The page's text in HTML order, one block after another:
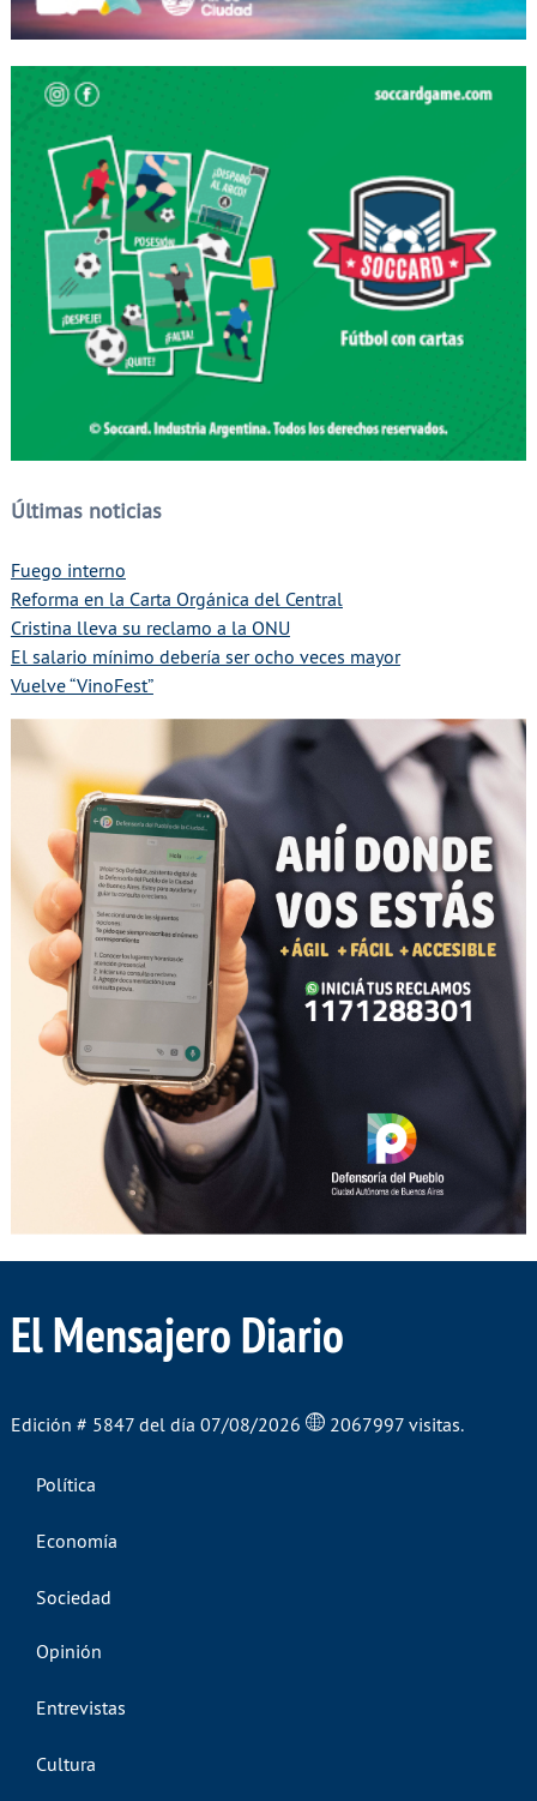
Últimas noticias
Fuego interno
Reforma en la Carta Orgánica del Central
Cristina lleva su reclamo a la ONU
El salario mínimo debería ser ocho veces mayor
Vuelve “VinoFest”
El Mensajero Diario
Edición # 5847 del día 07/08/2026 2067997 visitas.
Política
Economía
Sociedad
Opinión
Entrevistas
Cultura